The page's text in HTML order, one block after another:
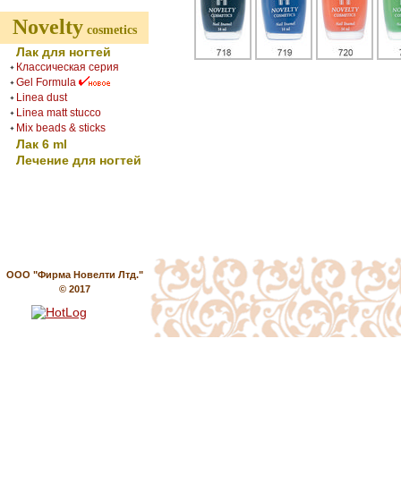
Novelty cosmetics
Лак для ногтей
Классическая серия
Gel Formula
Linea dust
Linea matt stucco
Mix beads & sticks
Лак 6 ml
Лечение для ногтей
ООО "Фирма Новелти Лтд."
© 2017